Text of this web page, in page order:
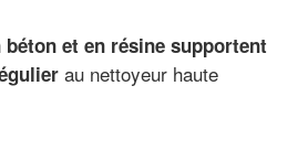
béton et en résine supportent
au nettoyeur haute